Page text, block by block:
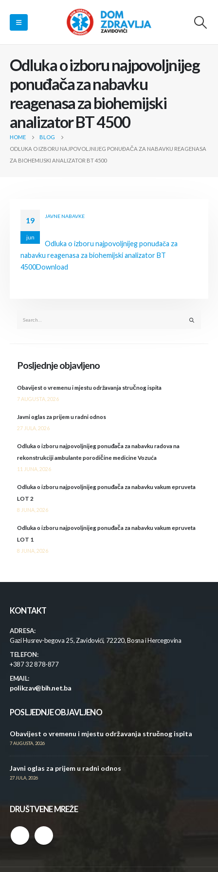
Odluka o izboru najpovoljnijeg
ponuđača za nabavku
reagenasa za biohemijski
analizator BT 4500
HOME
BLOG
ODLUKA O IZBORU NAJPOVOLJNIJEG PONUĐAČA ZA NABAVKU REAGENASA
ZA BIOHEMIJSKI ANALIZATOR BT 4500
19
jun
JAVNE NABAVKE
Odluka o izboru najpovoljnijeg ponuđača za
nabavku reagenasa za biohemijski analizator BT
4500Download
Posljednje objavljeno
Obavijest o vremenu i mjestu održavanja stručnog ispita
7 AUGUSTA, 2026
Javni oglas za prijem u radni odnos
27 JULA, 2026
Odluka o izboru najpovoljnijeg ponuđača za nabavku radova na
rekonstrukciji ambulante porodičine medicine Vozuća
11 JUNA, 2026
Odluka o izboru najpovoljnijeg ponuđača za nabavku vakum epruveta
LOT 2
8 JUNA, 2026
Odluka o izboru najpovoljnijeg ponuđača za nabavku vakum epruveta
LOT 1
8 JUNA, 2026
KONTAKT
ADRESA:
Gazi Husrev-begova 25, Zavidovići, 72220, Bosna i Hercegovina
TELEFON:
+387 32 878-877
EMAIL:
polikzav@bih.net.ba
POSLJEDNJE OBJAVLJENO
Obavijest o vremenu i mjestu održavanja stručnog ispita
7 AUGUSTA, 2026
Javni oglas za prijem u radni odnos
27 JULA, 2026
DRUŠTVENE MREŽE